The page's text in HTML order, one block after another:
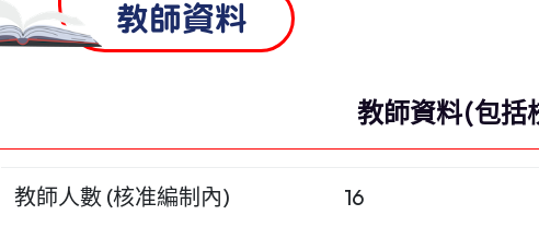
教師資料
教師資料(包括
教師人數 (核准編制內) 16